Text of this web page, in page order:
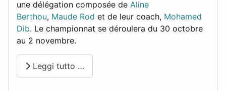
une délégation composée de Aline
Berthou, Maude Rod et de leur coach, Mohamed
Dib. Le championnat se déroulera du 30 octobre
au 2 novembre.
Leggi tutto …